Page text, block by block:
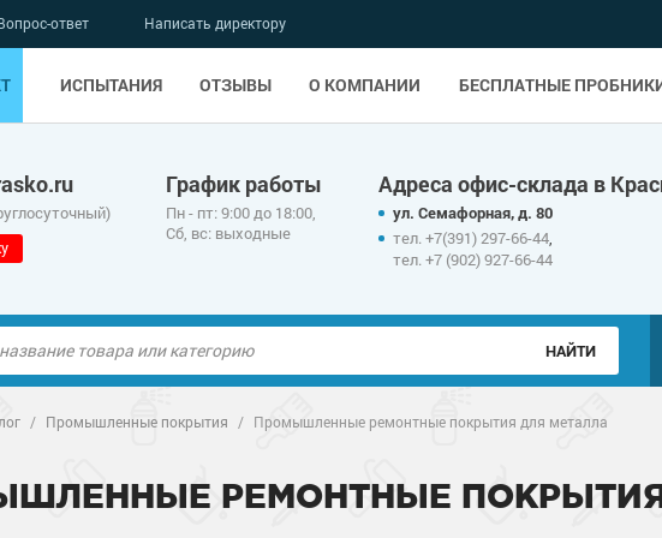
ответ Написать директору
ИСПЫТАНИЯ ОТЗЫВЫ О КОМПАНИИ БЕСПЛАТНЫЕ
График работы
Пн - пт: 9:00 до 18:00,
Сб, вс: выходные
Адреса офис-склада в
ул. Семафорная, д. 80
тел. +7(391) 297-66-44,
тел. +7 (902) 927-66-44
полы
/ Промышленные покрытия / Промышленные ремонтные покрытия для металла
РЕМОНТНЫЕ